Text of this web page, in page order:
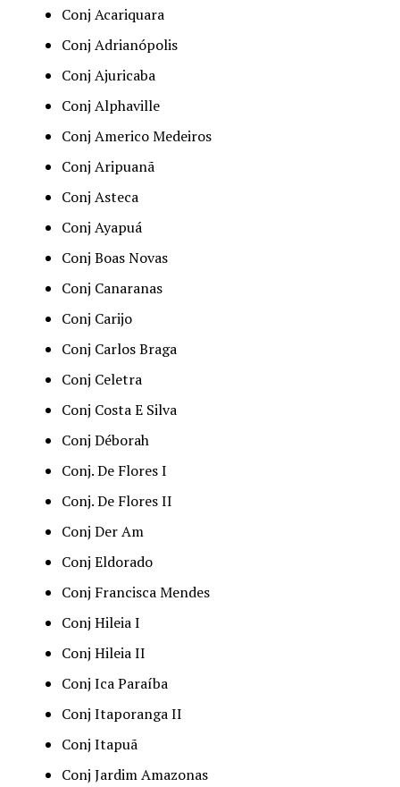
Conj Acariquara
Conj Adrianópolis
Conj Ajuricaba
Conj Alphaville
Conj Americo Medeiros
Conj Aripuanã
Conj Asteca
Conj Ayapuá
Conj Boas Novas
Conj Canaranas
Conj Carijo
Conj Carlos Braga
Conj Celetra
Conj Costa E Silva
Conj Déborah
Conj. De Flores I
Conj. De Flores II
Conj Der Am
Conj Eldorado
Conj Francisca Mendes
Conj Hileia I
Conj Hileia II
Conj Ica Paraíba
Conj Itaporanga II
Conj Itapuã
Conj Jardim Amazonas